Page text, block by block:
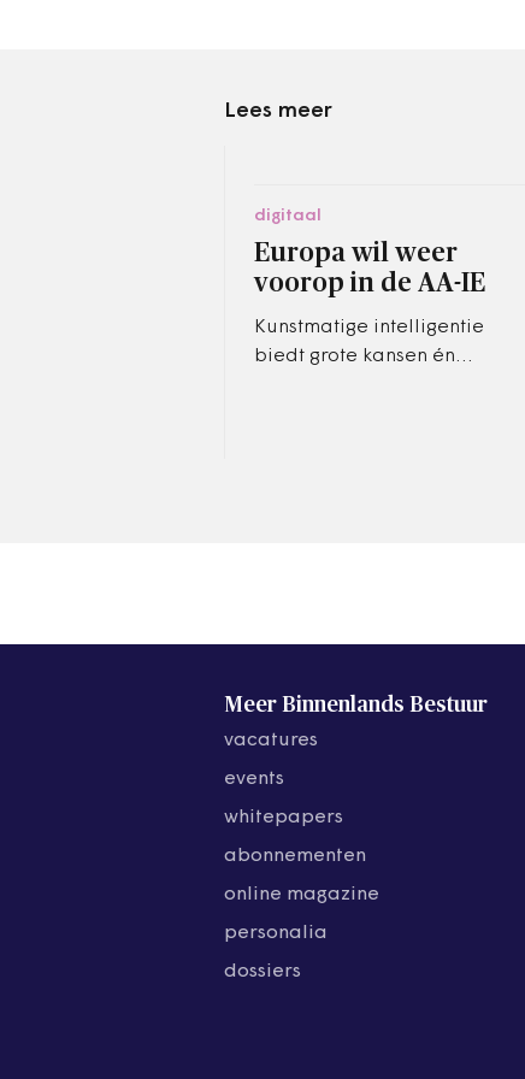
Lees meer
digitaal
Europa wil weer
voorop in de AA-IE
Kunstmatige intelligentie
biedt grote kansen én
Meer Binnenlands Bestuur
vacatures
events
whitepapers
abonnementen
online magazine
personalia
dossiers